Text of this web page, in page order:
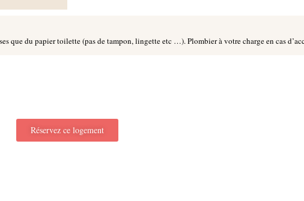
que du papier toilette (pas de tampon, lingette etc …). Plombier à votre charge en cas
Réservez ce logement